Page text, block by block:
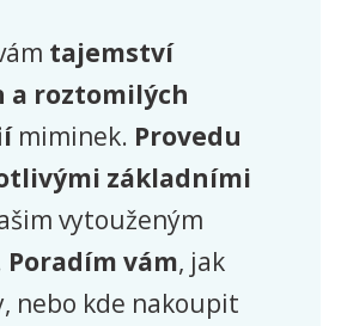
tajemství
a roztomilých
miminek. Provedu
základními
vytouženým
Poradím vám, jak
nebo kde nakoupit